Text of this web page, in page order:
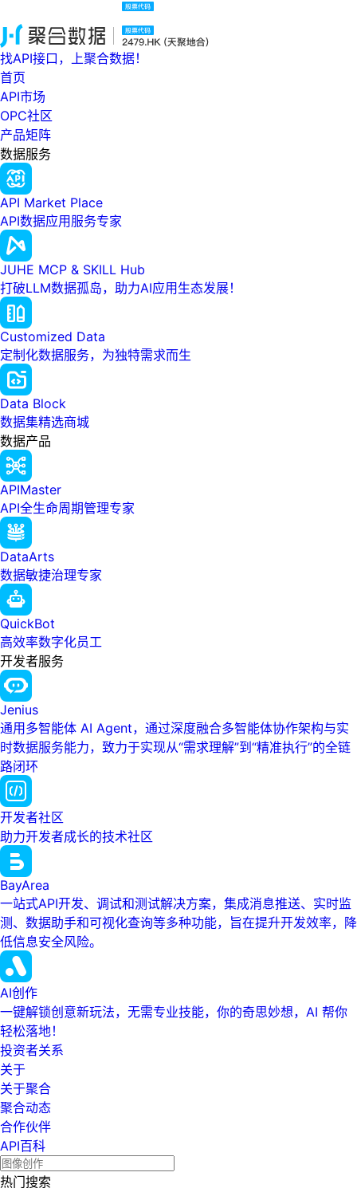
找API接口，上聚合数据！
首页
API市场
OPC社区
产品矩阵
数据服务
API Market Place
API数据应用服务专家
JUHE MCP & SKILL Hub
打破LLM数据孤岛，助力AI应用生态发展！
Customized Data
定制化数据服务，为独特需求而生
Data Block
数据集精选商城
数据产品
APIMaster
API全生命周期管理专家
DataArts
数据敏捷治理专家
QuickBot
高效率数字化员工
开发者服务
Jenius
通用多智能体 AI Agent，通过深度融合多智能体协作架构与实
时数据服务能力，致力于实现从“需求理解”到“精准执行”的全链
路闭环
开发者社区
助力开发者成长的技术社区
BayArea
一站式API开发、调试和测试解决方案，集成消息推送、实时监
测、数据助手和可视化查询等多种功能，旨在提升开发效率，降
低信息安全风险。
AI创作
一键解锁创意新玩法，无需专业技能，你的奇思妙想，AI 帮你
轻松落地！
投资者关系
关于
关于聚合
聚合动态
合作伙伴
API百科
热门搜索